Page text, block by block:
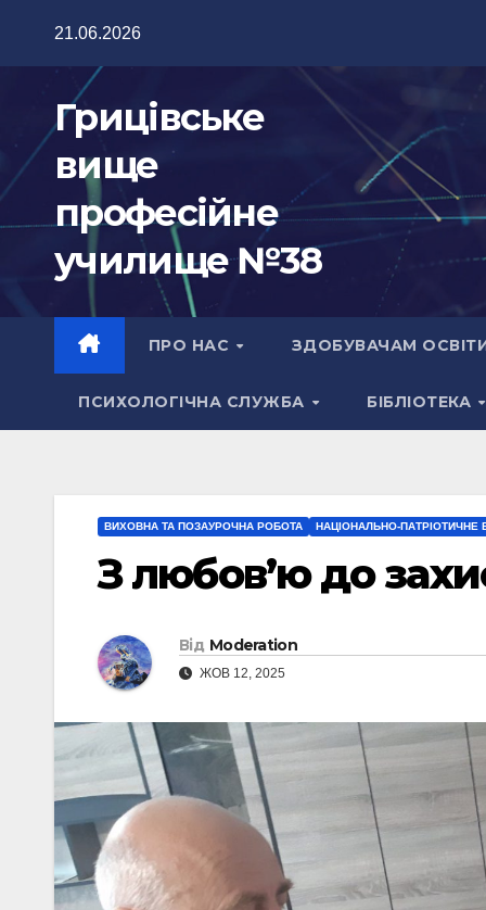
21.06.2026
Грицівське
вище
професійне
училище №38
ПРО НАС ЗДОБУВАЧАМ
ПСИХОЛОГІЧНА СЛУЖБА БІБЛІОТЕКА
ВИХОВНА ТА ПОЗАУРОЧНА РОБОТА НАЦІОНАЛЬНО-ПАТРІОТИЧНЕ
З любов’ю до
Від Moderation
ЖОВ 12, 2025